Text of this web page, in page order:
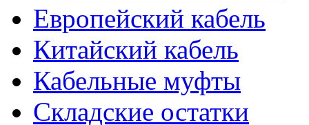
Европейский кабель
Китайский кабель
Кабельные муфты
Складские остатки